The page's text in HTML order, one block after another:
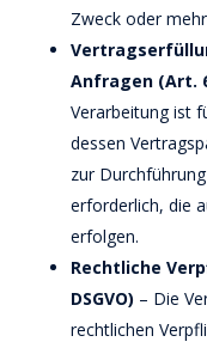
Zweck oder
Anfragen (Art. 6
Verarbeitung ist
dessen
zur
erforderlich, die
erfolgen.
Rechtliche
DSGVO) – Die
rechtlichen